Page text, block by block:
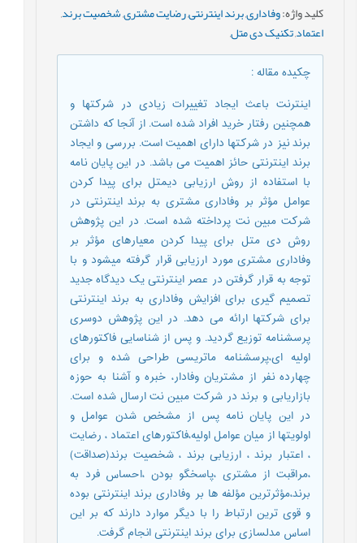
کلید واژه:وفاداری,برند اینترنتی,رضایت مشتری,شخصیت برند,
اعتماد,تکنیک دی متل,
چکیده مقاله:
اینترنت باعث ‌ايجاد تغییرات زیادی در شرکتها و
همچنین رفتار خرید افراد شده است. از آنجا که داشتن
برند نیز در شرکتها دارای اهمیت است. بررسی و ایجاد
برند اینترنتی حائز اهمیت می باشد. در این پایان نامه
با استفاده از روش ارزیابی دیمتل برای پیدا کردن
عوامل مؤثر بر وفاداری مشتری به برند اینترنتی در
شرکت مبین نت پرداخته شده است. در این پژوهش
روش دی متل برای پیدا کردن معیارهای مؤثر بر
وفاداری مشتری مورد ارزیابی قرار گرفته میشود و با
توجه به قرار گرفتن در عصر اینترنتی یک دیدگاه جدید
تصمیم گیری برای افزایش وفاداری به برند اینترنتی
برای شرکتها ارائه می دهد. در این پژوهش دوسری
پرسشنامه توزیع گردید. و پس از شناسایی فاکتورهای
اولیه ای،پرسشنامه ماتریسی طراحی شده و برای
چهارده نفر از مشتریان وفادار، خبره و آشنا به حوزه
بازاریابی و برند در شرکت مبین نت ارسال شده است.
در این پایان نامه پس از مشخص شدن عوامل و
اولویتها از میان عوامل اولیه،فاکتورهای اعتماد ، رضایت
، اعتبار برند ، ارزیابی برند ، شخصیت برند(صداقت)
،مراقبت از مشتری ،پاسخگو بودن ،احساس فرد به
برند،مؤثرترین مؤلفه ها بر وفاداری برند اینترنتی بوده
و قوی ترین ارتباط را با دیگر موارد دارند که بر این
اساس مدلسازی برای برند اینترنتی انجام گرفت.